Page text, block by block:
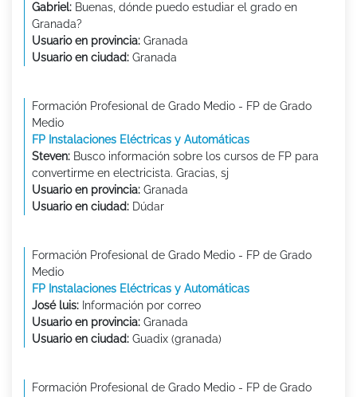
Gabriel: Buenas, dónde puedo estudiar el grado en
Granada?
Usuario en provincia: Granada
Usuario en ciudad: Granada
Formación Profesional de Grado Medio - FP de Grado
Medio
FP Instalaciones Eléctricas y Automáticas
Steven: Busco información sobre los cursos de FP para
convertirme en electricista. Gracias, sj
Usuario en provincia: Granada
Usuario en ciudad: Dúdar
Formación Profesional de Grado Medio - FP de Grado
Medio
FP Instalaciones Eléctricas y Automáticas
José luis: Información por correo
Usuario en provincia: Granada
Usuario en ciudad: Guadix (granada)
Formación Profesional de Grado Medio - FP de Grado